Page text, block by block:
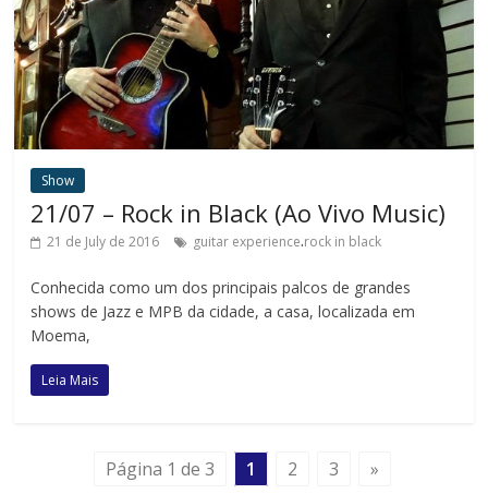
Show
21/07 – Rock in Black (Ao Vivo Music)
21 de July de 2016 guitar experience.rock in black
Conhecida como um dos principais palcos de grandes
shows de Jazz e MPB da cidade, a casa, localizada em
Moema,
Leia Mais
Página 1 de 3 1 2 3 »